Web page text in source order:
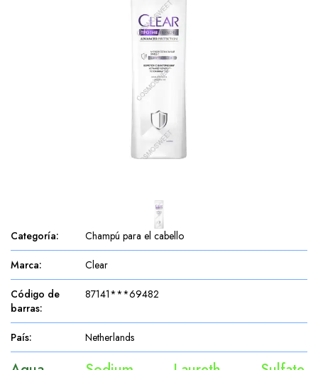
Categoría: Champú para el cabello
Marca: Clear
Código de
barras:
87141***69482
País: Netherlands